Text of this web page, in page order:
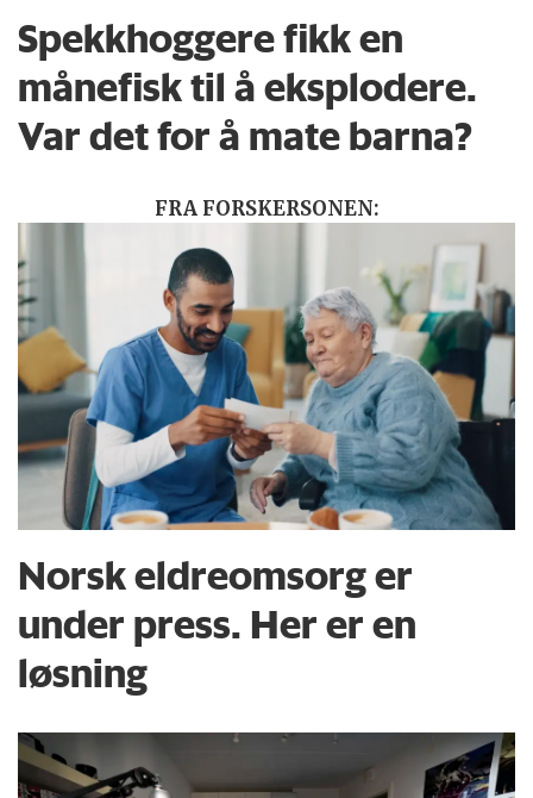
Spekkhoggere fikk en
månefisk til å eksplodere.
Var det for å mate barna?
FRA FORSKERSONEN:
Norsk eldreomsorg er
under press. Her er en
løsning